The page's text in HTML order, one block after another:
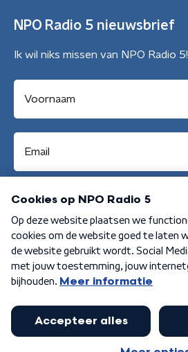
NPO Radio 5 nieuwsbrief
Ik wil niks missen van NPO Radio 5!
Aanmelden
Algemene voorwaarden